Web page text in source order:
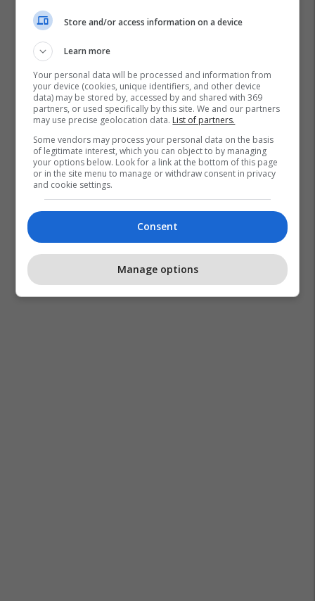
Store and/or access information on a device
Learn more
Your personal data will be processed and information from
your device (cookies, unique identifiers, and other device
data) may be stored by, accessed by and shared with 369
partners, or used specifically by this site. We and our partners
may use precise geolocation data. List of partners.
Some vendors may process your personal data on the basis
of legitimate interest, which you can object to by managing
your options below. Look for a link at the bottom of this page
or in the site menu to manage or withdraw consent in privacy
and cookie settings.
Consent
Manage options